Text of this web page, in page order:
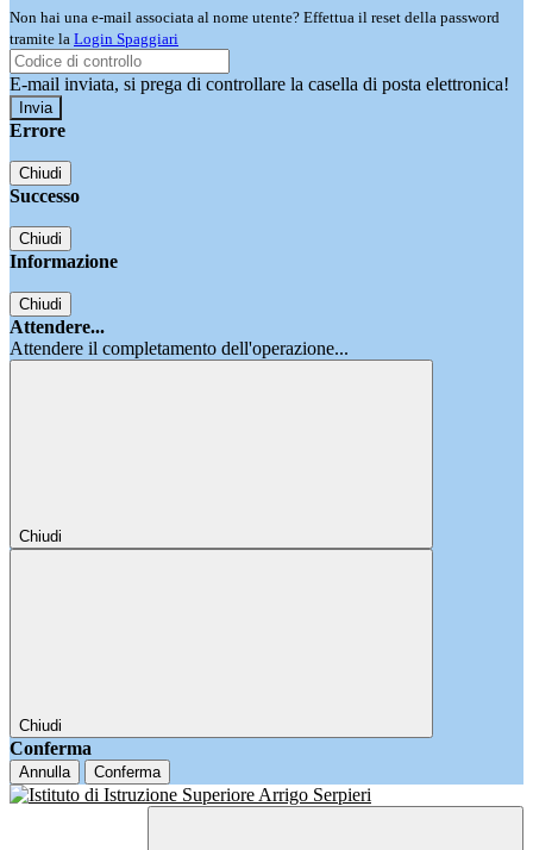
Non hai una e-mail associata al nome utente? Effettua il reset della password
tramite la Login Spaggiari
E-mail inviata, si prega di controllare la casella di posta elettronica!
Errore
Chiudi
Successo
Chiudi
Informazione
Chiudi
Attendere...
Attendere il completamento dell'operazione...
Chiudi
Chiudi
Conferma
Annulla Conferma